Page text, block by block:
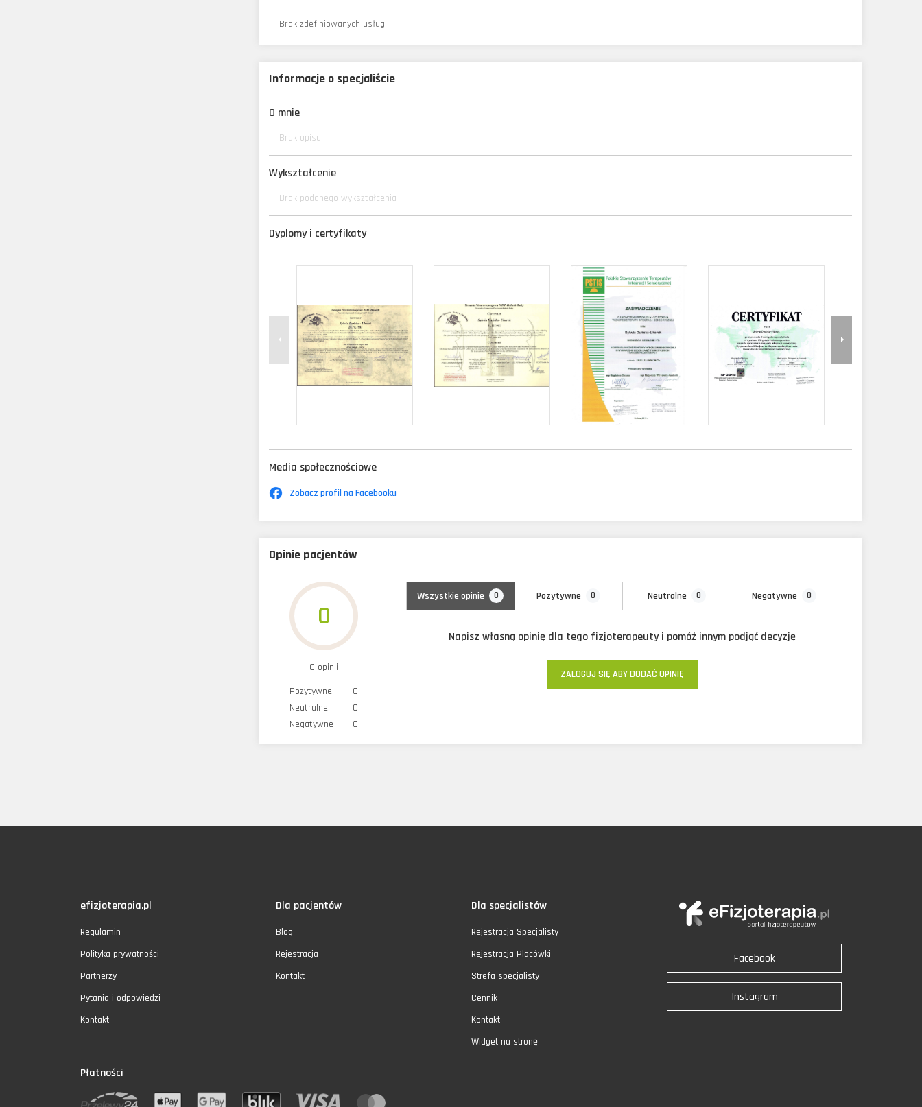
Brak zdefiniowanych usług
Informacje o specjaliście
O mnie
Brak opisu
Wykształcenie
Brak podanego wykształcenia
Dyplomy i certyfikaty
Media społecznościowe
Zobacz profil na Facebooku
Opinie pacjentów
0
0 opinii
Pozytywne
0
Neutralne
0
Negatywne
0
Wszystkie opinie 0 Pozytywne 0 Neutralne 0 Negatywne 0
Napisz własną opinię dla tego fizjoterapeuty i pomóż innym podjąć decyzję
ZALOGUJ SIĘ ABY DODAĆ OPINIĘ
efizjoterapia.pl
Regulamin
Polityka prywatności
Partnerzy
Pytania i odpowiedzi
Kontakt
Dla pacjentów
Blog
Rejestracja
Kontakt
Dla specjalistów
Rejestracja Specjalisty
Rejestracja Placówki
Strefa specjalisty
Cennik
Kontakt
Widget na stronę
Facebook
Instagram
Płatności